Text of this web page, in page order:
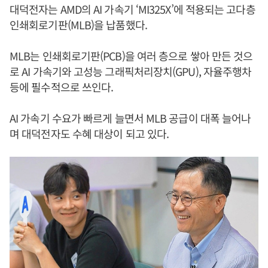
대덕전자는 AMD의 AI 가속기 ‘MI325X’에 적용되는 고다층
인쇄회로기판(MLB)을 납품했다.
MLB는 인쇄회로기판(PCB)을 여러 층으로 쌓아 만든 것으
로 AI 가속기와 고성능 그래픽처리장치(GPU), 자율주행차
등에 필수적으로 쓰인다.
AI 가속기 수요가 빠르게 늘면서 MLB 공급이 대폭 늘어나
며 대덕전자도 수혜 대상이 되고 있다.